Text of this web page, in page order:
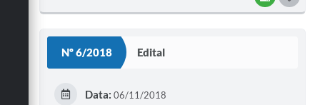
Nº 6/2018 Edital
Data: 06/11/2018